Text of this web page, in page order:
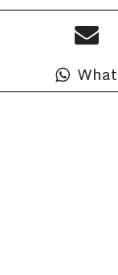
143.00m²